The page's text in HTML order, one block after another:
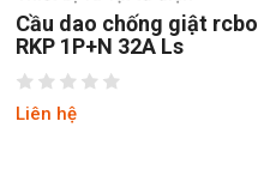
Cầu dao chống giật rcbo
RKP 1P+N 32A Ls
Liên hệ